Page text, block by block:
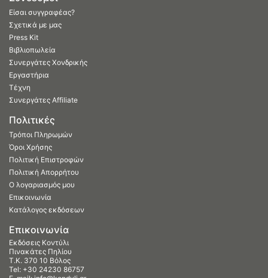
Είσαι συγγραφέας?
Σχετικά με μας
Press Kit
Βιβλιοπωλεία
Συνεργάτες Χονδρικής
Εργαστήρια
Τέχνη
Συνεργάτες Affiliate
Πολιτικές
Τρόποι Πληρωμών
Όροι Χρήσης
Πολιτική Επιστροφών
Πολιτική Απορρήτου
Ο λογαριασμός μου
Επικοινωνία
Κατάλογος εκδόσεων
Επικοινωνία
Εκδόσεις Κοντύλι
Πινακάτες Πηλίου
Τ.Κ. 370 10 Βόλος
Tel: +30 24230 86757